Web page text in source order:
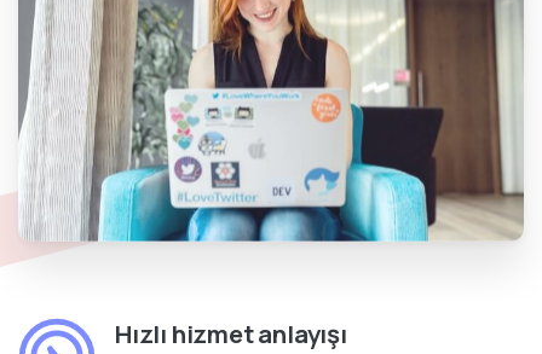
Hızlı hizmet anlayışı